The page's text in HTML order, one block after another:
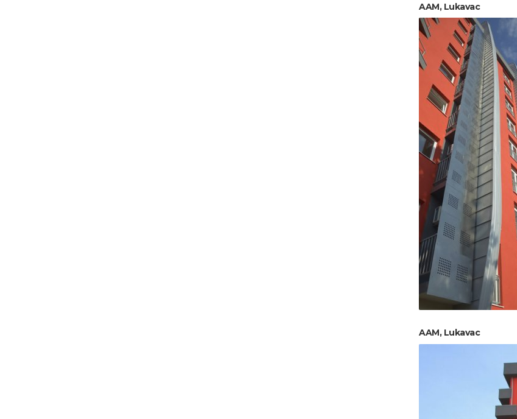
AAM, Lukavac
AAM, Lukavac